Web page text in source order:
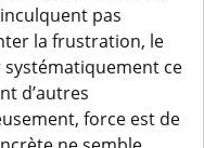
pas
la frustration, le
ce
d’autres
force est de